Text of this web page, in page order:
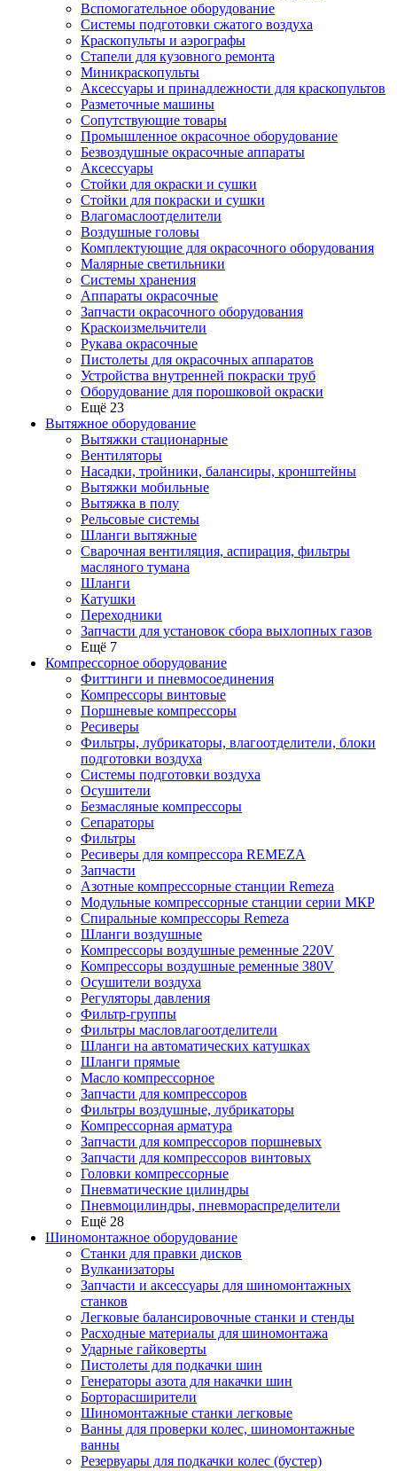
Вспомогательное оборудование
Системы подготовки сжатого воздуха
Краскопульты и аэрографы
Стапели для кузовного ремонта
Миникраскопульты
Аксессуары и принадлежности для краскопультов
Разметочные машины
Сопутствующие товары
Промышленное окрасочное оборудование
Безвоздушные окрасочные аппараты
Аксессуары
Стойки для окраски и сушки
Стойки для покраски и сушки
Влагомаслоотделители
Воздушные головы
Комплектующие для окрасочного оборудования
Малярные светильники
Системы хранения
Аппараты окрасочные
Запчасти окрасочного оборудования
Краскоизмельчители
Рукава окрасочные
Пистолеты для окрасочных аппаратов
Устройства внутренней покраски труб
Оборудование для порошковой окраски
Ещё 23
Вытяжное оборудование
Вытяжки стационарные
Вентиляторы
Насадки, тройники, балансиры, кронштейны
Вытяжки мобильные
Вытяжка в полу
Рельсовые системы
Шланги вытяжные
Сварочная вентиляция, аспирация, фильтры
масляного тумана
Шланги
Катушки
Переходники
Запчасти для установок сбора выхлопных газов
Ещё 7
Компрессорное оборудование
Фиттинги и пневмосоединения
Компрессоры винтовые
Поршневые компрессоры
Ресиверы
Фильтры, лубрикаторы, влагоотделители, блоки
подготовки воздуха
Системы подготовки воздуха
Осушители
Безмасляные компрессоры
Сепараторы
Фильтры
Ресиверы для компрессора REMEZA
Запчасти
Азотные компрессорные станции Remeza
Модульные компрессорные станции серии МКР
Спиральные компрессоры Remeza
Шланги воздушные
Компрессоры воздушные ременные 220V
Компрессоры воздушные ременные 380V
Осушители воздуха
Регуляторы давления
Фильтр-группы
Фильтры масловлагоотделители
Шланги на автоматических катушках
Шланги прямые
Масло компрессорное
Запчасти для компрессоров
Фильтры воздушные, лубрикаторы
Компрессорная арматура
Запчасти для компрессоров поршневых
Запчасти для компрессоров винтовых
Головки компрессорные
Пневматические цилиндры
Пневмоцилиндры, пневмораспределители
Ещё 28
Шиномонтажное оборудование
Станки для правки дисков
Вулканизаторы
Запчасти и аксессуары для шиномонтажных
станков
Легковые балансировочные станки и стенды
Расходные материалы для шиномонтажа
Ударные гайковерты
Пистолеты для подкачки шин
Генераторы азота для накачки шин
Борторасширители
Шиномонтажные станки легковые
Ванны для проверки колес, шиномонтажные
ванны
Резервуары для подкачки колес (бустер)